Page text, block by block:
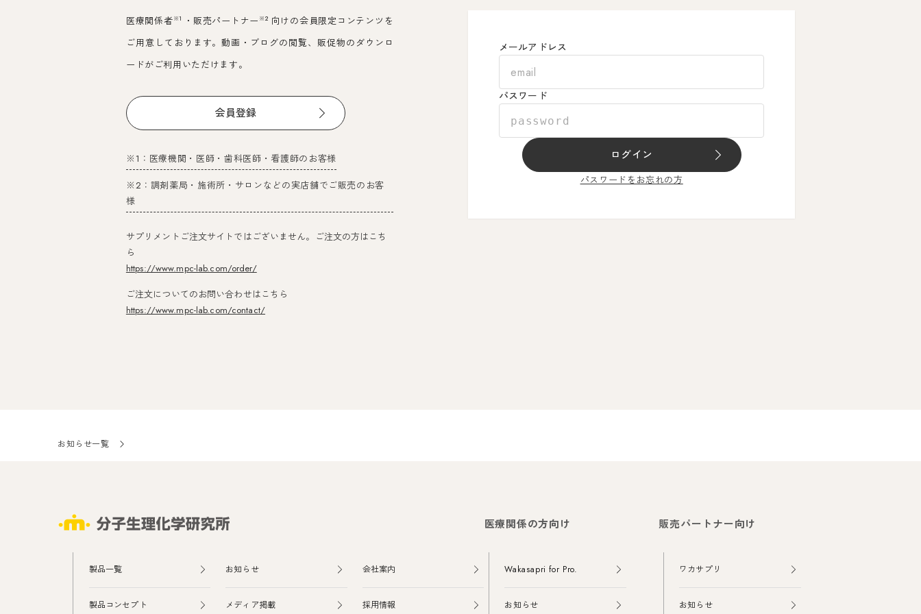
医療関係者※1 ・販売パートナー ※2 向けの会員限定コンテンツを
ご用意しております。動画・ブログの閲覧、販促物のダウンロ
ードがご利用いただけます。
会員登録
※1：医療機関・医師・歯科医師・看護師のお客様
※2：調剤薬局・施術所・サロンなどの実店舗でご販売のお客
様
サプリメントご注文サイトではございません。ご注文の方はこち
ら
https://www.mpc-lab.com/order/
ご注文についてのお問い合わせはこちら
https://www.mpc-lab.com/contact/
メールアドレス
パスワード
ログイン
パスワードをお忘れの方
お知らせ一覧
製品一覧
製品コンセプト
お知らせ
メディア掲載
会社案内
採用情報
医療関係の方向け
Wakasapri for Pro.
お知らせ
販売パートナー向け
ワカサプリ
お知らせ